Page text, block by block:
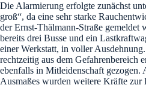
Die Alarmierung erfolgte zunächst
groß“, da eine sehr starke
der Ernst-Thälmann-Straße gemeldet
bereits drei Busse und ein
einer Werkstatt, in voller
rechtzeitig aus dem Gefahrenbereich
ebenfalls in Mitleidenschaft gezogen.
Ausmaßes wurden weitere Kräfte zur